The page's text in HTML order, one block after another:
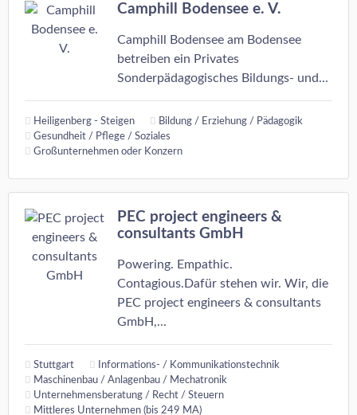
Camphill Bodensee e. V.
Camphill Bodensee am Bodensee
betreiben ein Privates
Sonderpädagogisches Bildungs- und...
Heiligenberg - Steigen
Bildung / Erziehung / Pädagogik
Gesundheit / Pflege / Soziales
Großunternehmen oder Konzern
PEC project engineers &
consultants GmbH
Powering. Empathic.
Contagious.Dafür stehen wir. Wir, die
PEC project engineers & consultants
GmbH,...
Stuttgart
Informations- / Kommunikationstechnik
Maschinenbau / Anlagenbau / Mechatronik
Unternehmensberatung / Recht / Steuern
Mittleres Unternehmen (bis 249 MA)